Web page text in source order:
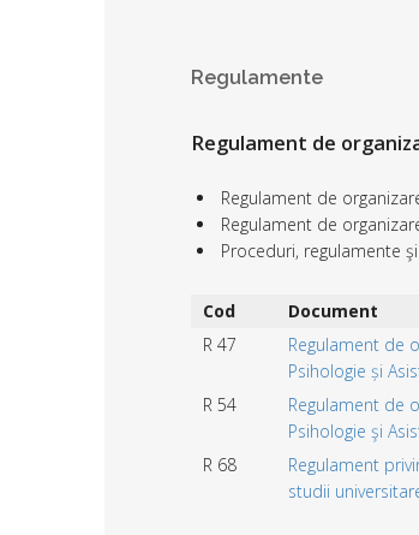
Regulamente
Regulament de
Regulament de
Regulament de
Proceduri, regulamente
Cod Document
R 47
Regulament de
Psihologie și
R 54
Regulament de
Psihologie şi
R 68
Regulament
studii